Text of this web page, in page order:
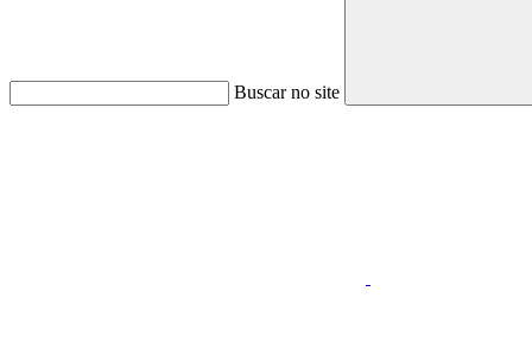
Buscar no site